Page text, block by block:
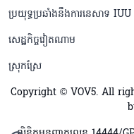
ប្រយុទ្ធប្រឆាំងនឹងការនេសាទ IUU
សេដ្ឋកិច្ចវៀតណាម
ស្រុកស្រែ
Copyright © VOV5. All